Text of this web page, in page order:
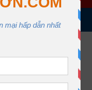
CHẤT